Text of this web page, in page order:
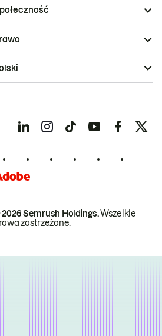
Semrush Holdings.Wszelkie
zastrzeżone.